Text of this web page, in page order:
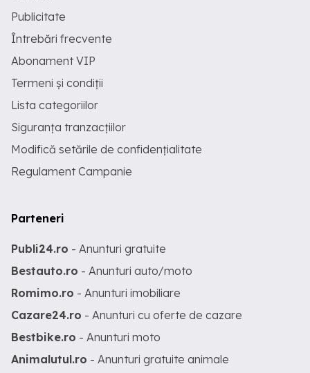
Publicitate
Întrebări frecvente
Abonament VIP
Termeni și condiții
Lista categoriilor
Siguranța tranzacțiilor
Modifică setările de confidențialitate
Regulament Campanie
Parteneri
Publi24.ro - Anunturi gratuite
Bestauto.ro - Anunturi auto/moto
Romimo.ro - Anunturi imobiliare
Cazare24.ro - Anunturi cu oferte de cazare
Bestbike.ro - Anunturi moto
Animalutul.ro - Anunturi gratuite animale